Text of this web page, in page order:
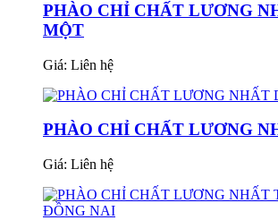
PHÀO CHỈ CHẤT LƯƠNG
MỘT
Giá: Liên hệ
PHÀO CHỈ CHẤT LƯƠNG
Giá: Liên hệ